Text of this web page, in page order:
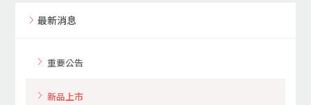
最新消息
重要公告
新品上市